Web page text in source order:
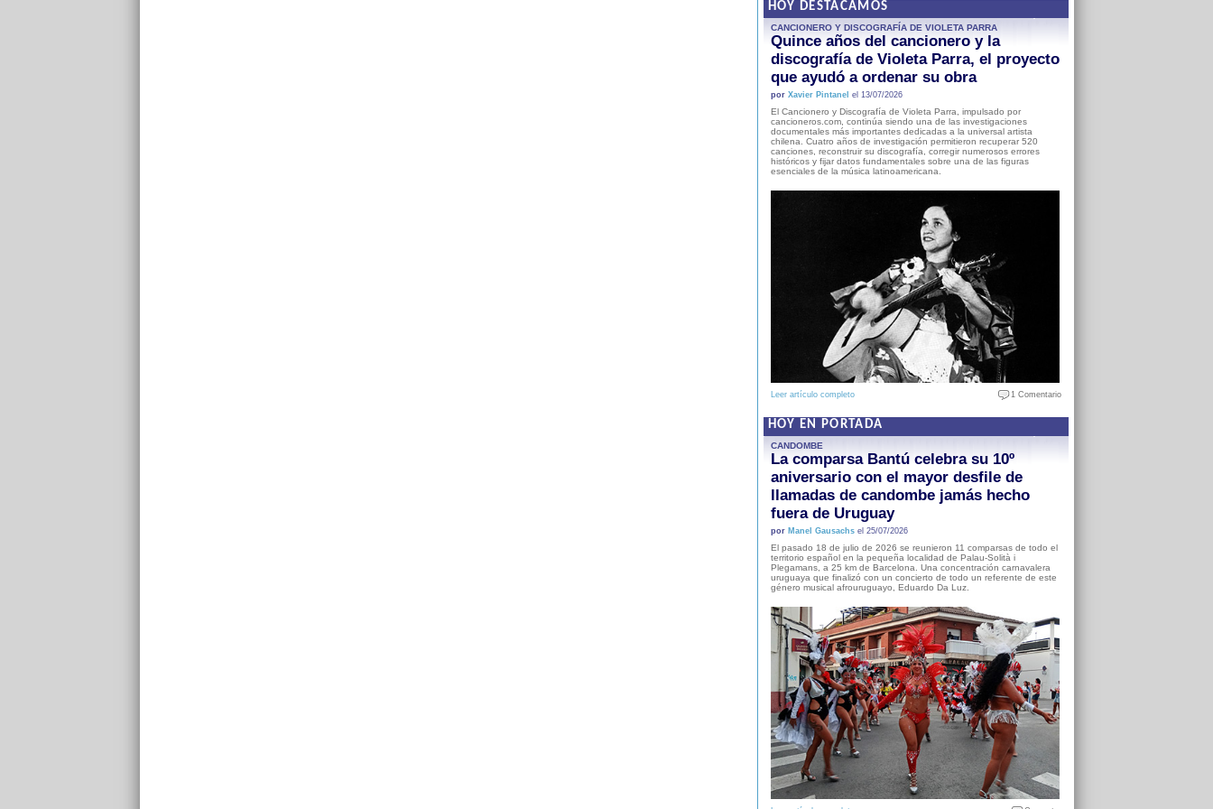
HOY DESTACAMOS
CANCIONERO Y DISCOGRAFÍA DE VIOLETA PARRA
Quince años del cancionero y la
discografía de Violeta Parra, el proyecto
que ayudó a ordenar su obra
por Xavier Pintanel el 13/07/2026
El Cancionero y Discografía de Violeta Parra, impulsado por
cancioneros.com, continúa siendo una de las investigaciones
documentales más importantes dedicadas a la universal artista
chilena. Cuatro años de investigación permitieron recuperar 520
canciones, reconstruir su discografía, corregir numerosos errores
históricos y fijar datos fundamentales sobre una de las figuras
esenciales de la música latinoamericana.
Leer artículo completo 1 Comentario
HOY EN PORTADA
CANDOMBE
La comparsa Bantú celebra su 10º
aniversario con el mayor desfile de
llamadas de candombe jamás hecho
fuera de Uruguay
por Manel Gausachsel 25/07/2026
El pasado 18 de julio de 2026 se reunieron 11 comparsas de todo el
territorio español en la pequeña localidad de Palau-Solità i
Plegamans, a 25 km de Barcelona. Una concentración carnavalera
uruguaya que finalizó con un concierto de todo un referente de este
género musical afrouruguayo, Eduardo Da Luz.